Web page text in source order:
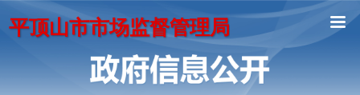
平顶山市市场监督管理局